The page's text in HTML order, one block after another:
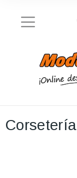
Corsetería